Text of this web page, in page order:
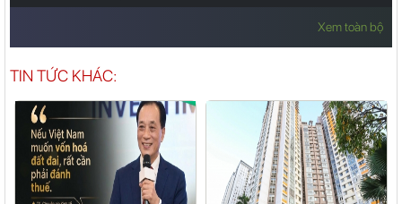
Xem toàn bộ
TIN TỨC KHÁC: